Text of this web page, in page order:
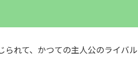
れて、かつての主人公のライバル